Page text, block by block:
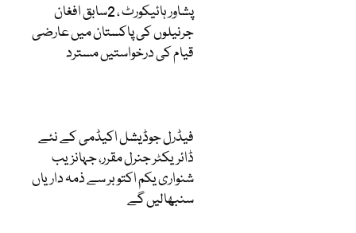
پشاور ہائیکورٹ ، 2سابق افغان
جرنیلوں کی پاکستان میں عارضی
قیام کی درخواستیں مسترد
فیڈرل جوڈیشل اکیڈمی کے نئے
ڈائریکٹر جنرل مقرر، جہانزیب
شنواری یکم اکتوبر سے ذمہ داریاں
سنبھالیں گے